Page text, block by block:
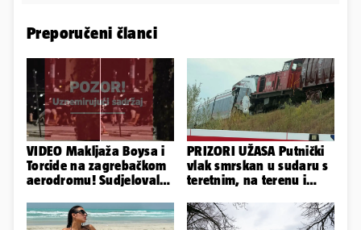
Preporučeni članci
VIDEO Makljaža Boysa i
Torcide na zagrebačkom
aerodromu! Sudjelovalo
PRIZORI UŽASA Putnički
vlak smrskan u sudaru s
teretnim, na terenu i